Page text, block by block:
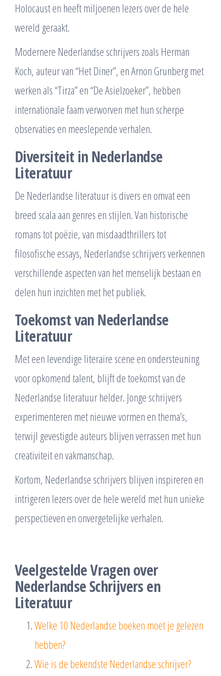
Holocaust en heeft miljoenen lezers over de hele
wereld geraakt.
Modernere Nederlandse schrijvers zoals Herman
Koch, auteur van “Het Diner”, en Arnon Grunberg met
werken als “Tirza” en “De Asielzoeker”, hebben
internationale faam verworven met hun scherpe
observaties en meeslepende verhalen.
Diversiteit in Nederlandse
Literatuur
De Nederlandse literatuur is divers en omvat een
breed scala aan genres en stijlen. Van historische
romans tot poëzie, van misdaadthrillers tot
filosofische essays, Nederlandse schrijvers verkennen
verschillende aspecten van het menselijk bestaan en
delen hun inzichten met het publiek.
Toekomst van Nederlandse
Literatuur
Met een levendige literaire scene en ondersteuning
voor opkomend talent, blijft de toekomst van de
Nederlandse literatuur helder. Jonge schrijvers
experimenteren met nieuwe vormen en thema’s,
terwijl gevestigde auteurs blijven verrassen met hun
creativiteit en vakmanschap.
Kortom, Nederlandse schrijvers blijven inspireren en
intrigeren lezers over de hele wereld met hun unieke
perspectieven en onvergetelijke verhalen.
Veelgestelde Vragen over
Nederlandse Schrijvers en
Literatuur
Welke 10 Nederlandse boeken moet je gelezen
hebben?
Wie is de bekendste Nederlandse schrijver?